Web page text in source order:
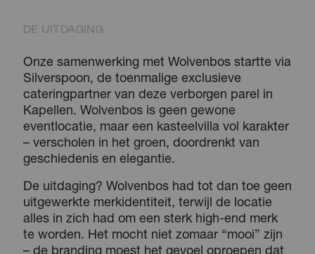
Onze samenwerking met Wolvenbos startte via
Silverspoon, de toenmalige exclusieve
cateringpartner van deze verborgen parel in
Kapellen. Wolvenbos is geen gewone
eventlocatie, maar een kasteelvilla vol karakter
– verscholen in het groen, doordrenkt van
geschiedenis en elegantie.
De uitdaging? Wolvenbos had tot dan toe geen
uitgewerkte merkidentiteit, terwijl de locatie
alles in zich had om een sterk high-end merk
te worden. Het mocht niet zomaar “mooi” zijn
DE UITDAGING